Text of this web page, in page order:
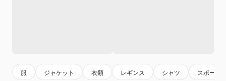
服 ジャケット 衣類 レギンス シャツ スポーツ